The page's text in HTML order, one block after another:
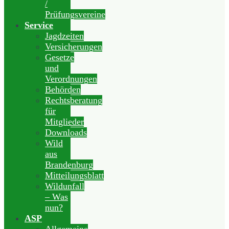
/
Prüfungsvereine
Service
Jagdzeiten
Versicherungen
Gesetze
und
Verordnungen
Behörden
Rechtsberatung
für
Mitglieder
Downloads
Wild
aus
Brandenburg
Mitteilungsblatt
Wildunfall
– Was
nun?
ASP